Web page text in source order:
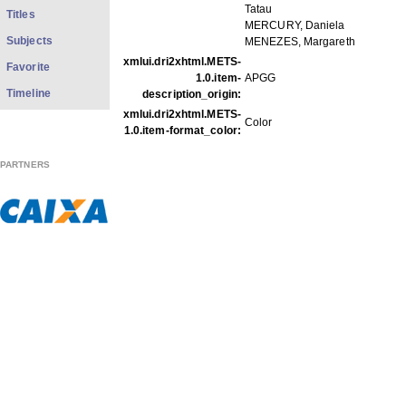
Tatau
MERCURY, Daniela
MENEZES, Margareth
xmlui.dri2xhtml.METS-
1.0.item-
description_origin:
APGG
xmlui.dri2xhtml.METS-
1.0.item-format_color:
Color
Titles
Subjects
Favorite
Timeline
PARTNERS